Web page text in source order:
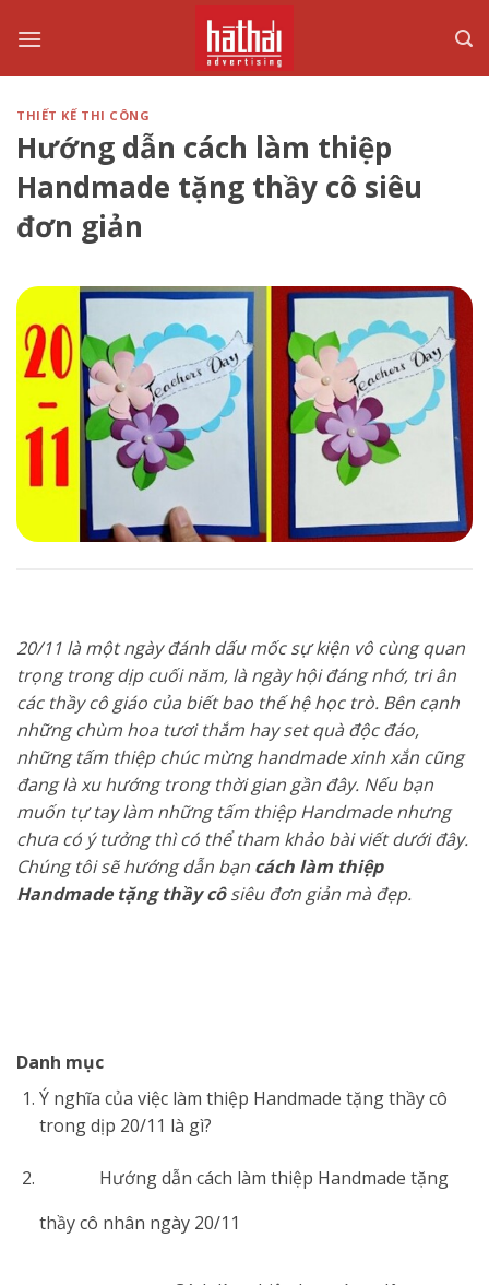
THIẾT KẾ THI CÔNG
Hướng dẫn cách làm thiệp
Handmade tặng thầy cô siêu
đơn giản
20/11 là một ngày đánh dấu mốc sự kiện vô cùng quan
trọng trong dịp cuối năm, là ngày hội đáng nhớ, tri ân
các thầy cô giáo của biết bao thế hệ học trò. Bên cạnh
những chùm hoa tươi thắm hay set quà độc đáo,
những tấm thiệp chúc mừng handmade xinh xắn cũng
đang là xu hướng trong thời gian gần đây. Nếu bạn
muốn tự tay làm những tấm thiệp Handmade nhưng
chưa có ý tưởng thì có thể tham khảo bài viết dưới đây.
Chúng tôi sẽ hướng dẫn bạn cách làm thiệp
Handmade tặng thầy côsiêu đơn giản mà đẹp.
Danh mục
Ý nghĩa của việc làm thiệp Handmade tặng thầy cô
trong dịp 20/11 là gì?
Hướng dẫn cách làm thiệp Handmade tặng
thầy cô nhân ngày 20/11